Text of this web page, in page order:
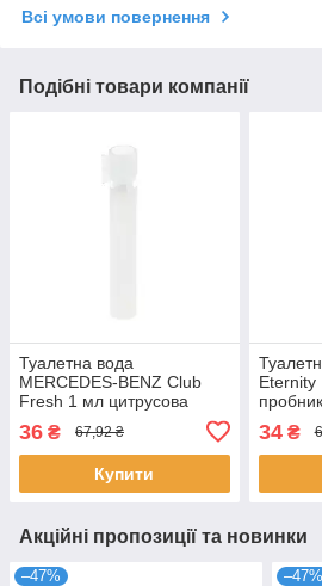
Всі умови повернення
Подібні товари компанії
Туалетна вода
MERCEDES-BENZ Club
Fresh 1 мл цитрусова
пробник розпив
Мерседес-Бенц
36 ₴ 67,92 ₴
Купити
лаванди
34₴
Акційні пропозиції та новинки
–47% –47%